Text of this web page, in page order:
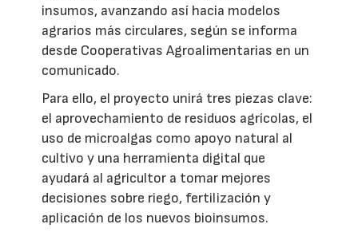
insumos, avanzando así hacia modelos
agrarios más circulares, según se informa
desde Cooperativas Agroalimentarias en un
comunicado.
Para ello, el proyecto unirá tres piezas clave:
el aprovechamiento de residuos agrícolas, el
uso de microalgas como apoyo natural al
cultivo y una herramienta digital que
ayudará al agricultor a tomar mejores
decisiones sobre riego, fertilización y
aplicación de los nuevos bioinsumos.